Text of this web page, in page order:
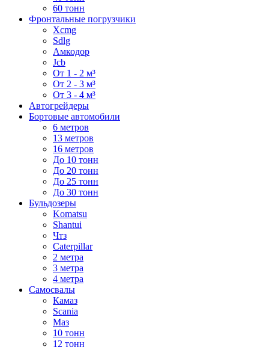
60 тонн
Фронтальные погрузчики
Xcmg
Sdlg
Амкодор
Jcb
От 1 - 2 м³
От 2 - 3 м³
От 3 - 4 м³
Автогрейдеры
Бортовые автомобили
6 метров
13 метров
16 метров
До 10 тонн
До 20 тонн
До 25 тонн
До 30 тонн
Бульдозеры
Komatsu
Shantui
Чтз
Caterpillar
2 метра
3 метра
4 метра
Самосвалы
Камаз
Scania
Маз
10 тонн
12 тонн